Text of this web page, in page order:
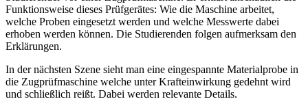
Funktionsweise dieses Prüfgerätes: Wie die Maschine arbeitet,
welche Proben eingesetzt werden und welche Messwerte dabei
erhoben werden können. Die Studierenden folgen aufmerksam den
Erklärungen.
In der nächsten Szene sieht man eine eingespannte Materialprobe in
die Zugprüfmaschine welche unter Krafteinwirkung gedehnt wird
und schließlich reißt. Dabei werden relevante Details.